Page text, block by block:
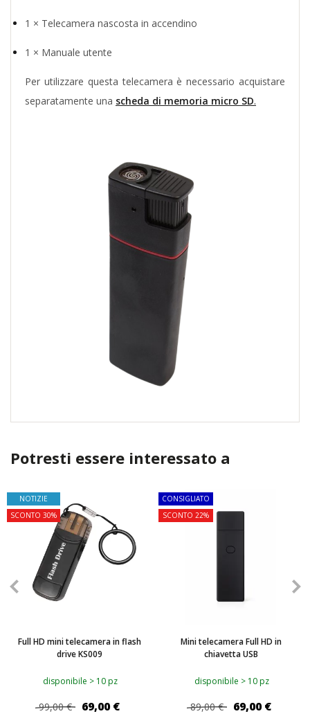
1 × Telecamera nascosta in accendino
1 × Manuale utente
Per utilizzare questa telecamera è necessario acquistare
separatamente una scheda di memoria micro SD.
Potresti essere interessato a
NOTIZIE
SCONTO 30%
Full HD mini telecamera in flash
drive KS009
disponibile > 10 pz
99,00 € 69,00 €
CONSIGLIATO
SCONTO 22%
Mini telecamera Full HD in
chiavetta USB
disponibile > 10 pz
89,00 € 69,00 €